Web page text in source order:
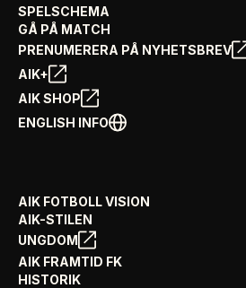
SPELSCHEMA
GÅ PÅ MATCH
PRENUMERERA PÅ NYHETSBREV
AIK+
AIK SHOP
ENGLISH INFO
AIK FOTBOLL VISION
AIK-STILEN
UNGDOM
AIK FRAMTID FK
HISTORIK